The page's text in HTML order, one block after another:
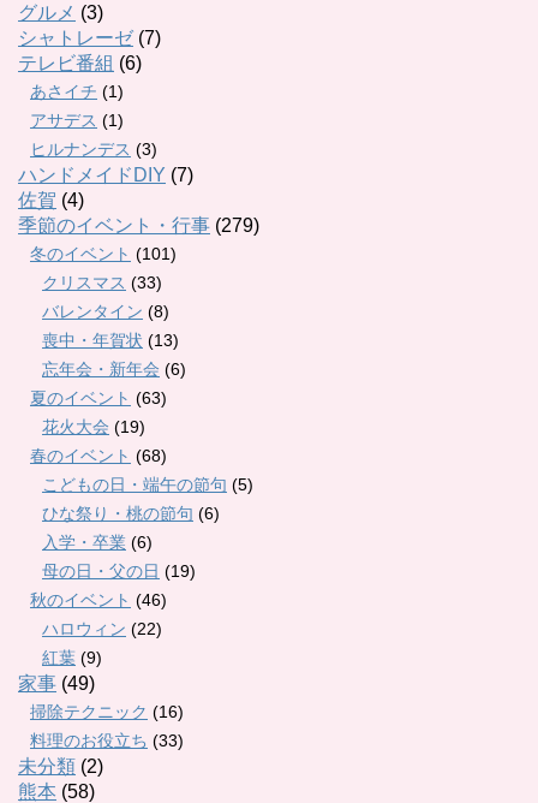
グルメ (3)
シャトレーゼ(7)
テレビ番組 (6)
あさイチ (1)
アサデス (1)
ヒルナンデス (3)
ハンドメイドDIY (7)
佐賀 (4)
季節のイベント・行事 (279)
冬のイベント (101)
クリスマス (33)
バレンタイン (8)
喪中・年賀状 (13)
忘年会・新年会 (6)
夏のイベント (63)
花火大会 (19)
春のイベント (68)
こどもの日・端午の節句 (5)
ひな祭り・桃の節句 (6)
入学・卒業 (6)
母の日・父の日 (19)
秋のイベント (46)
ハロウィン (22)
紅葉 (9)
家事 (49)
掃除テクニック (16)
料理のお役立ち (33)
未分類 (2)
熊本 (58)